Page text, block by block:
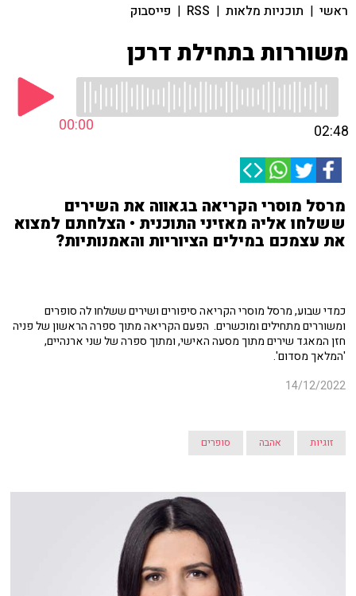
ראשי | תוכניות מלאות |
RSS
| פייסבוק
משוררות בתחילת דרכן
00:00 02:48
מרסל מוסרי הקריאה בגאווה את השירים
ששלחו אליה מאזיני התוכנית • הצלחתם למצוא
את עצמכם במילים הציוריות והאמנותיות?
כמדי שבוע, מרסל מוסרי הקריאה סיפורים ושירים ששלחו לה סופרים
ומשוררים מתחילים ומוכשרים. הפעם הקריאה מתוך ספרה הראשון של פניה
חזן המאגד שירים מתוך מסעה האישי, ומתוך ספרה של שני ארנהיים,
'המלאך מסדום'.
14/12/2022
זוגיות אהבה סופרים